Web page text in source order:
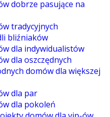
dobrze pasujące na
tradycyjnych
bliźniaków
dla indywidualistów
dla oszczędnych
domów dla większej
dla par
dla pokoleń